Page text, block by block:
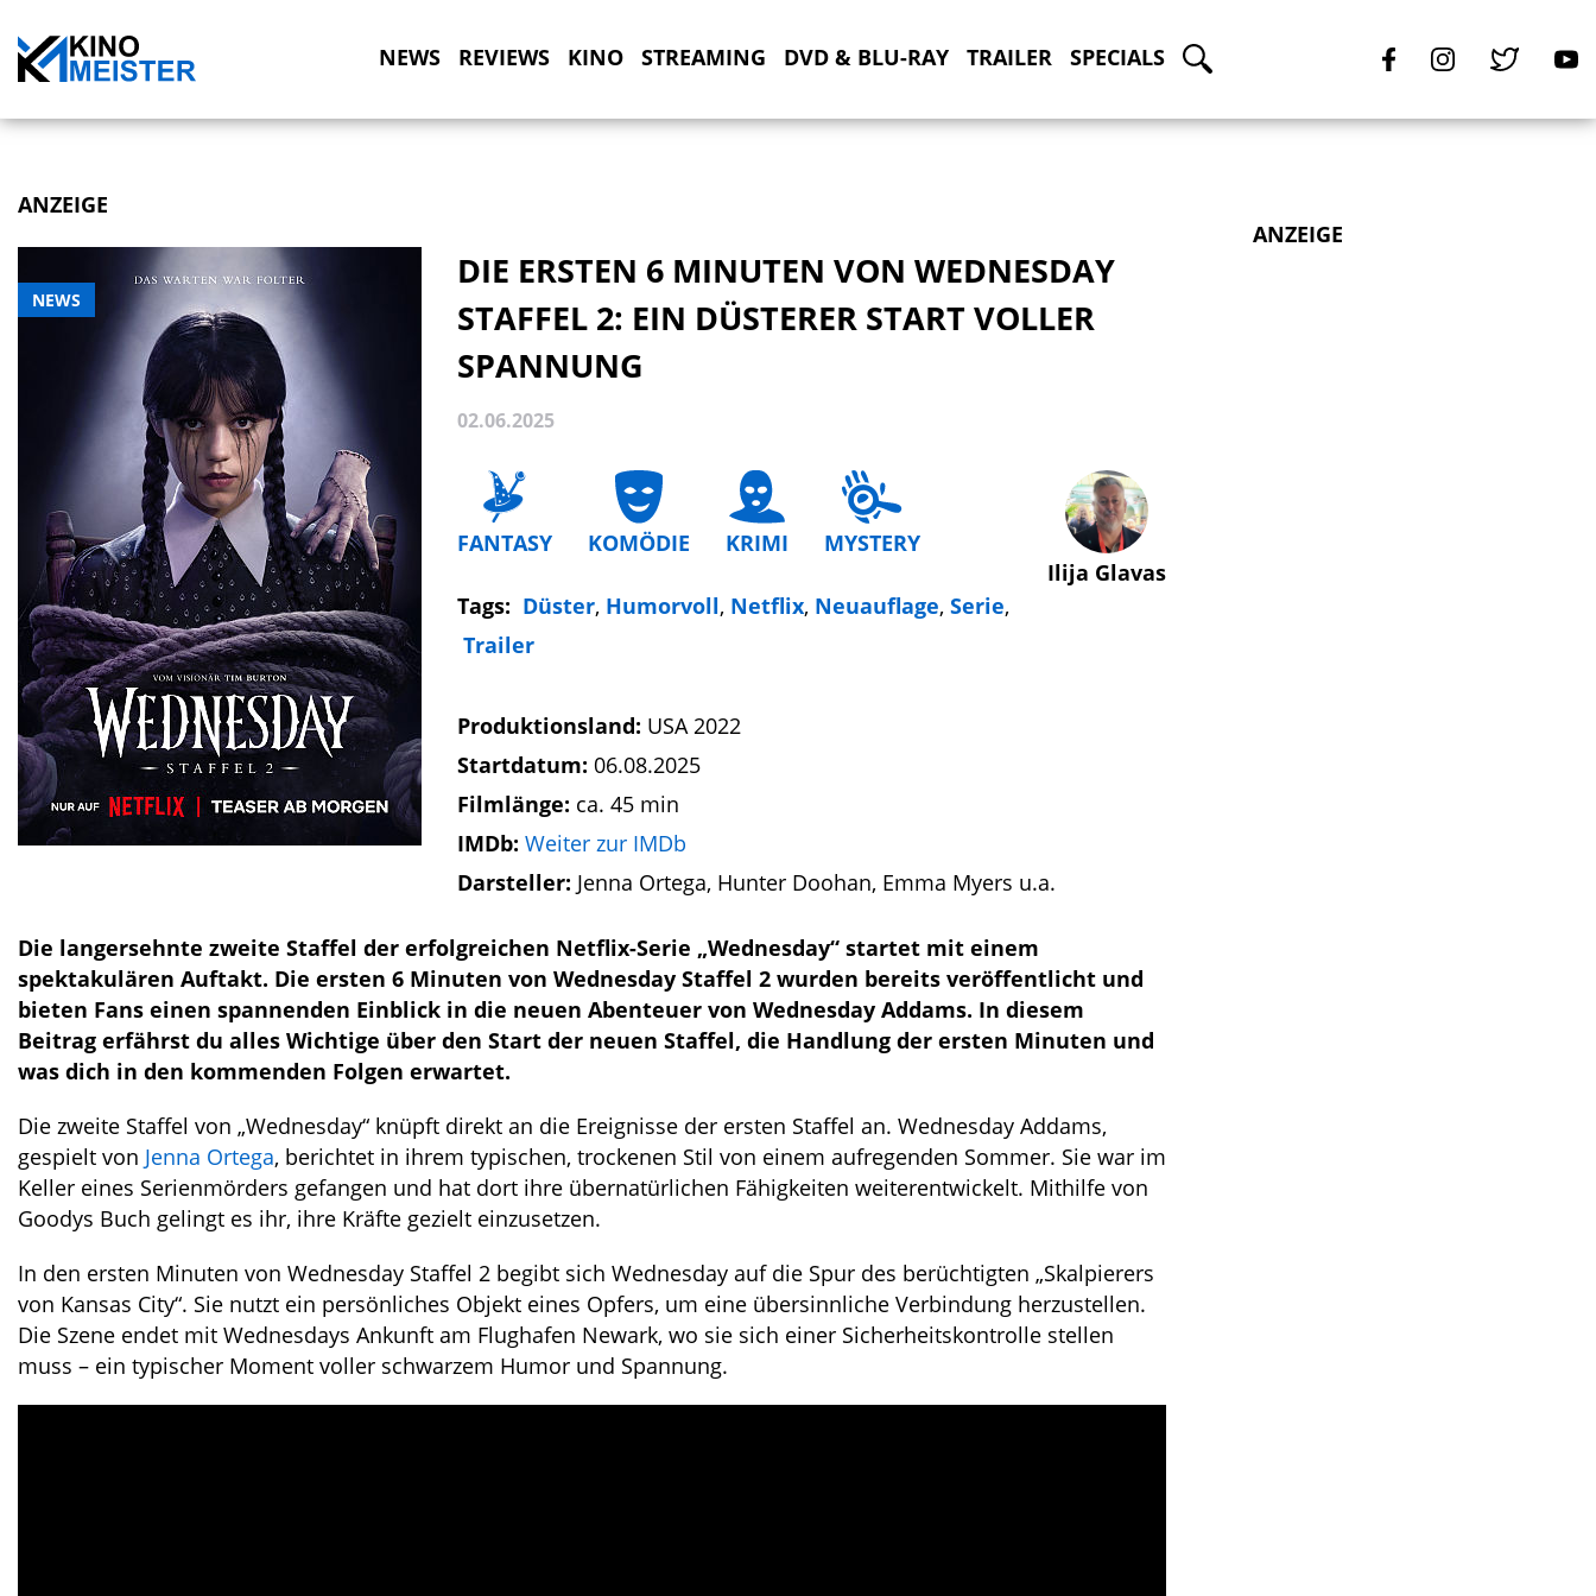
NEWS REVIEWS KINO STREAMING DVD & BLU-RAY TRAILER SPECIALS
ANZEIGE
NEWS
DIE ERSTEN 6 MINUTEN VON WEDNESDAY
STAFFEL 2: EIN DÜSTERER START VOLLER
SPANNUNG
02.06.2025
FANTASY KOMÖDIE KRIMI MYSTERY
Tags: Düster, Humorvoll, Netflix, Neuauflage, Serie,
Trailer
Ilija Glavas
Produktionsland: USA 2022
Startdatum: 06.08.2025
Filmlänge: ca. 45 min
IMDb: Weiter zur IMDb
Darsteller: Jenna Ortega, Hunter Doohan, Emma Myers u.a.
Die langersehnte zweite Staffel der erfolgreichen Netflix-Serie „Wednesday“ startet mit einem
spektakulären Auftakt. Die ersten 6 Minuten von Wednesday Staffel 2 wurden bereits veröffentlicht und
bieten Fans einen spannenden Einblick in die neuen Abenteuer von Wednesday Addams. In diesem
Beitrag erfährst du alles Wichtige über den Start der neuen Staffel, die Handlung der ersten Minuten und
was dich in den kommenden Folgen erwartet.
Die zweite Staffel von „Wednesday“ knüpft direkt an die Ereignisse der ersten Staffel an. Wednesday Addams,
gespielt von Jenna Ortega, berichtet in ihrem typischen, trockenen Stil von einem aufregenden Sommer. Sie war im
Keller eines Serienmörders gefangen und hat dort ihre übernatürlichen Fähigkeiten weiterentwickelt. Mithilfe von
Goodys Buch gelingt es ihr, ihre Kräfte gezielt einzusetzen.
In den ersten Minuten von Wednesday Staffel 2 begibt sich Wednesday auf die Spur des berüchtigten „Skalpierers
von Kansas City“. Sie nutzt ein persönliches Objekt eines Opfers, um eine übersinnliche Verbindung herzustellen.
Die Szene endet mit Wednesdays Ankunft am Flughafen Newark, wo sie sich einer Sicherheitskontrolle stellen
muss – ein typischer Moment voller schwarzem Humor und Spannung.
ANZEIGE